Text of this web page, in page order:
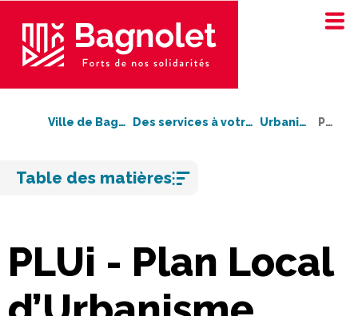
Ville de Bagnolet Des services à votre service Urbanisme PLUi
PLUi - Plan Local
Table des matières